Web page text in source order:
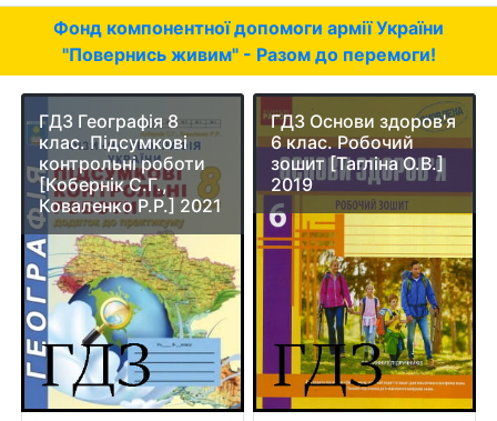
Фонд компонентної допомоги армії України
"Повернись живим" - Разом до перемоги!
ГДЗ Географія 8
клас. Підсумкові
контрольні роботи
[Кобернік С.Г.,
Коваленко Р.Р.] 2021
ГДЗ Основи здоров'я
6 клас. Робочий
зошит [Тагліна О.В.]
2019